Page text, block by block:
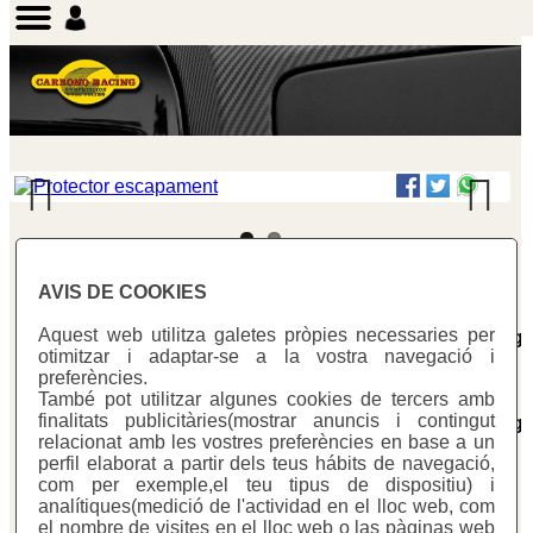
AVIS DE COOKIES
Aquest web utilitza galetes pròpies necessaries per
otimitzar i adaptar-se a la vostra navegació i
preferències.
També pot utilitzar algunes cookies de tercers amb
finalitats publicitàries(mostrar anuncis i contingut
relacionat amb les vostres preferències en base a un
perfil elaborat a partir dels teus hábits de navegació,
com per exemple,el teu tipus de dispositiu) i
analítiques(medició de l'actividad en el lloc web, com
el nombre de visites en el lloc web o las pàginas web
Previous Next
/homepages/0/d334671725/htdocs/web3/
on line281
Warning: Undefined array key "id_Cat" in
/homepages/0/d334671725/htdocs/web3/
on line287
protector_escape> pe_153b Ref:PE 153 B